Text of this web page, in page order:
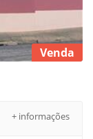
Venda
+ informações